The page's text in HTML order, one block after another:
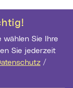
Sie jederzeit
/